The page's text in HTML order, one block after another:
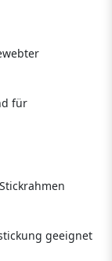
für
geeignet